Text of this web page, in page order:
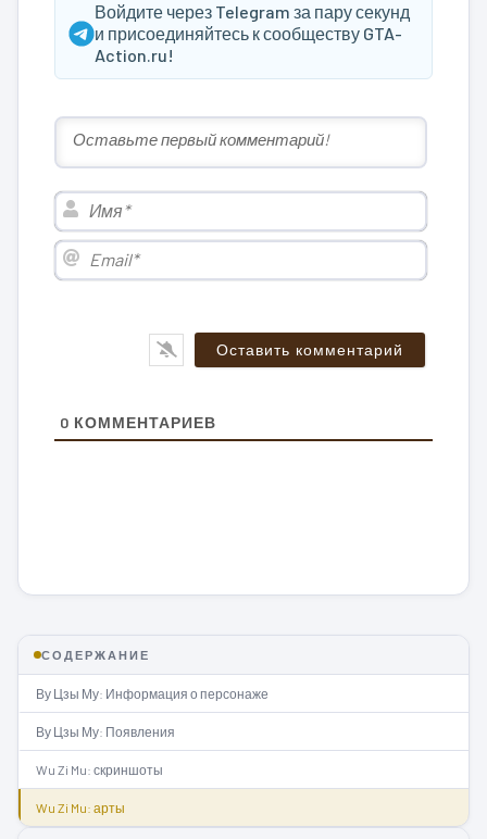
Войдите через Telegram за пару секунд
и присоединяйтесь к сообществу GTA-
Action.ru!
Имя*
Email*
0 КОММЕНТАРИЕВ
СОДЕРЖАНИЕ
Ву Цзы Му: Информация о персонаже
Ву Цзы Му: Появления
Wu Zi Mu: скриншоты
Wu Zi Mu: арты